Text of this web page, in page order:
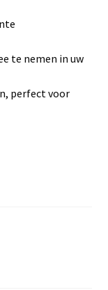
te nemen in uw
perfect voor